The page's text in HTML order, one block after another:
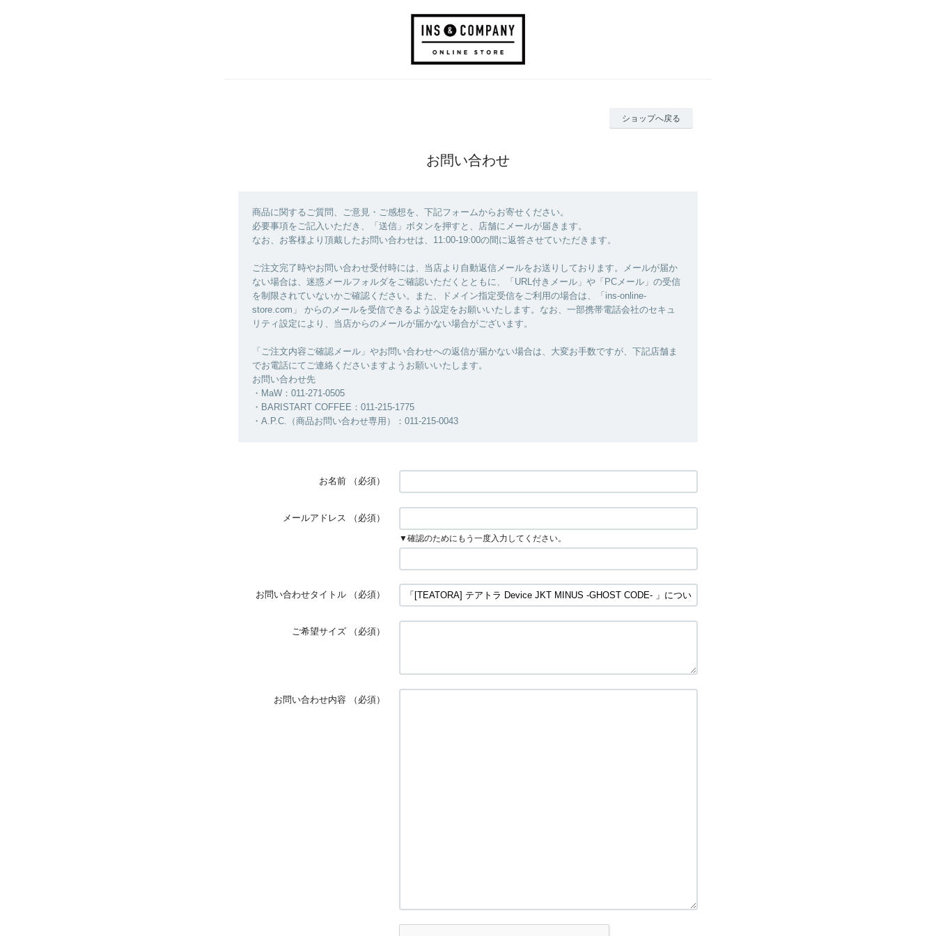
ショップへ戻る
お問い合わせ
商品に関するご質問、ご意見・ご感想を、下記フォームからお寄せください。
必要事項をご記入いただき、「送信」ボタンを押すと、店舗にメールが届きます。
なお、お客様より頂戴したお問い合わせは、11:00-19:00の間に返答させていただきます。
ご注文完了時やお問い合わせ受付時には、当店より自動返信メールをお送りしております。メールが届か
ない場合は、迷惑メールフォルダをご確認いただくとともに、「URL付きメール」や「PCメール」の受信
を制限されていないかご確認ください。また、ドメイン指定受信をご利用の場合は、「ins-online-
store.com」 からのメールを受信できるよう設定をお願いいたします。なお、一部携帯電話会社のセキュ
リティ設定により、当店からのメールが届かない場合がございます。
「ご注文内容ご確認メール」やお問い合わせへの返信が届かない場合は、大変お手数ですが、下記店舗ま
でお電話にてご連絡くださいますようお願いいたします。
お問い合わせ先
・MaW：011-271-0505
・BARISTART COFFEE：011-215-1775
・A.P.C.（商品お問い合わせ専用）：011-215-0043
お名前 （必須）
メールアドレス （必須）
▼確認のためにもう一度入力してください。
お問い合わせタイトル （必須）
ご希望サイズ （必須）
お問い合わせ内容 （必須）